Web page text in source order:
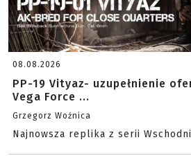
08.08.2026
PP-19 Vityaz- uzupełnienie
Vega Force ...
Grzegorz Woźnica
Najnowsza replika z serii